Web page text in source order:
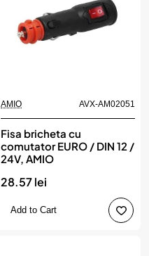
AMIO AVX-AM02051
Fisa bricheta cu
comutator EURO / DIN 12 /
24V, AMIO
28.57 lei
Add to Cart